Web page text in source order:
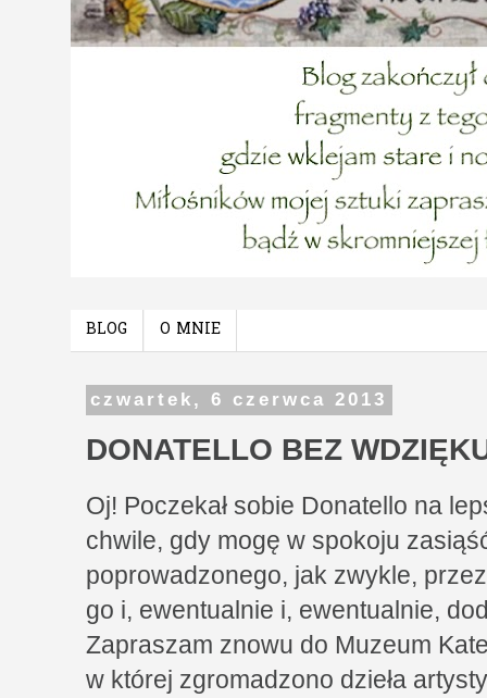
BLOG O MNIE
czwartek, 6 czerwca 2013
DONATELLO BEZ
Oj! Poczekał sobie Donatello na
chwile, gdy mogę w spokoju
poprowadzonego, jak zwykle,
go i, ewentualnie i, ewentualnie,
Zapraszam znowu do Muzeum
w której zgromadzono dzieła